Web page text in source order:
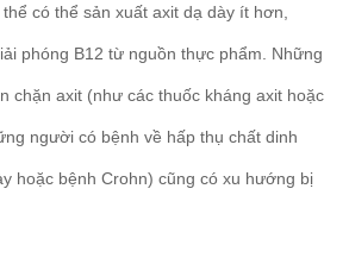
có thể sản xuất axit dạ dày ít hơn,
phóng B12 từ nguồn thực phẩm. Những
chặn axit (như các thuốc kháng axit hoặc
người có bệnh về hấp thụ chất dinh
hoặc bệnh Crohn) cũng có xu hướng bị